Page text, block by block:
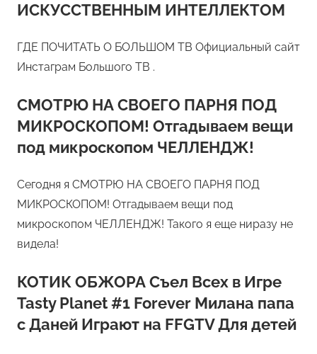
ИСКУССТВЕННЫМ ИНТЕЛЛЕКТОМ
ГДЕ ПОЧИТАТЬ О БОЛЬШОМ ТВ Официальный сайт
Инстаграм Большого ТВ .
СМОТРЮ НА СВОЕГО ПАРНЯ ПОД
МИКРОСКОПОМ! Отгадываем вещи
под микроскопом ЧЕЛЛЕНДЖ!
Сегодня я СМОТРЮ НА СВОЕГО ПАРНЯ ПОД
МИКРОСКОПОМ! Отгадываем вещи под
микроскопом ЧЕЛЛЕНДЖ! Такого я еще ниразу не
видела!
КОТИК ОБЖОРА Съел Всех в Игре
Tasty Planet #1 Forever Милана папа
с Даней Играют на FFGTV Для детей